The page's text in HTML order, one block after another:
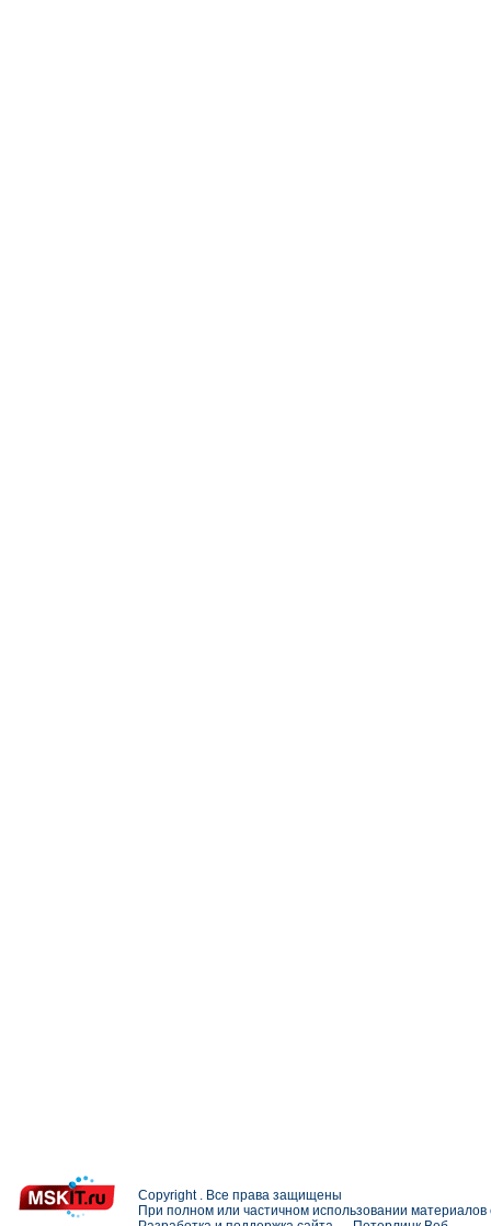
Copyright . Все права защищены
При полном или частичном использовании